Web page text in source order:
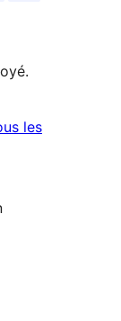
lesavis